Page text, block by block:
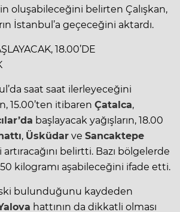
oluşabileceğini belirten Çalışkan,
İstanbul’a geçeceğini aktardı.
18.00’DE
saat saat ilerleyeceğini
15.00’ten itibaren Çatalca,
başlayacak yağışların, 18.00
, Üsküdar ve Sancaktepe
belirtti. Bazı bölgelerde
50 kilogramı aşabileceğini ifade etti.
bulunduğunu kaydeden
hattının da dikkatli olması